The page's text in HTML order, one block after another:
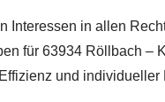
Interessen in allen
für 63934 Röllbach –
und individueller